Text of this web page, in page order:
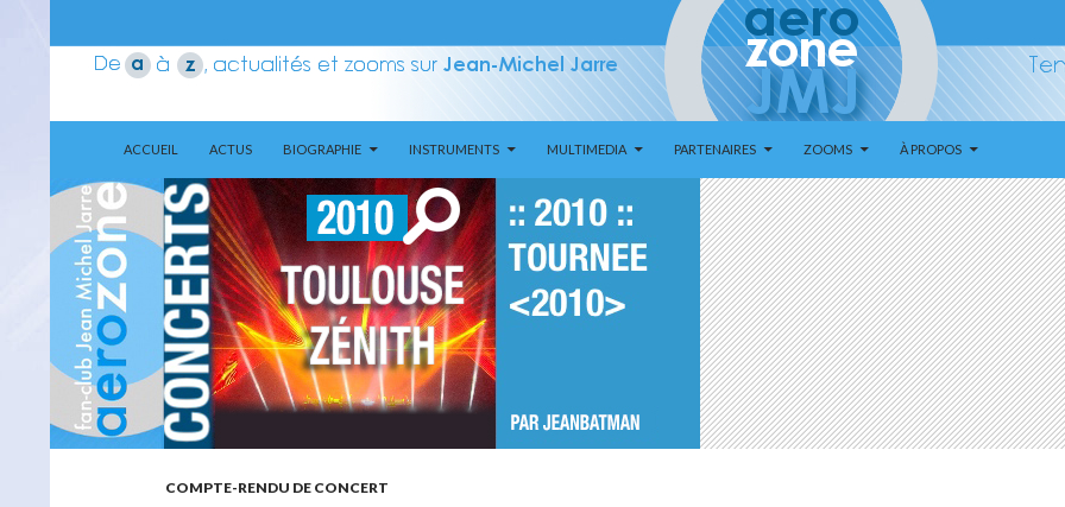
Aerozone JMJ
ACCUEIL
ACTUS BIOGRAPHIE INSTRUMENTS MULTIMEDIA PARTENAIRES ZOOMS À PROPOS
COMPTE-RENDU DE CONCERT